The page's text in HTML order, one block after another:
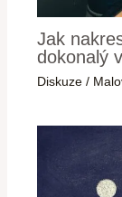
Jak
dokonalý
Diskuze /